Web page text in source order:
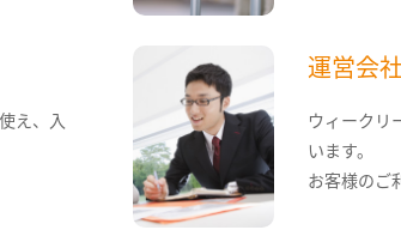
え、入
運営会
ウィークリ
います。
お客様のご